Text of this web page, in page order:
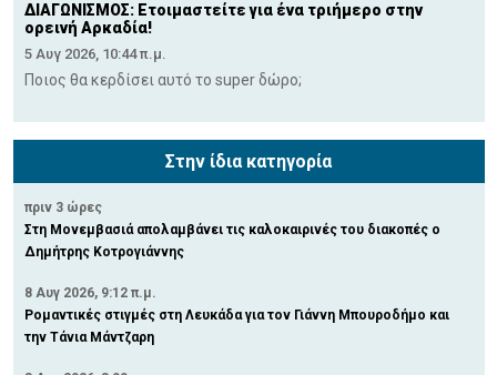
ΔΙΑΓΩΝΙΣΜΟΣ: Ετοιμαστείτε για ένα τριήμερο στην
ορεινή Αρκαδία!
5 Αυγ 2026, 10:44 π.μ.
Ποιος θα κερδίσει αυτό το super δώρο;
Στην ίδια κατηγορία
πριν 3 ώρες
Στη Μονεμβασιά απολαμβάνει τις καλοκαιρινές του διακοπές ο
Δημήτρης Κοτρογιάννης
8 Αυγ 2026, 9:12 π.μ.
Ρομαντικές στιγμές στη Λευκάδα για τον Γιάννη Μπουροδήμο και
την Τάνια Μάντζαρη